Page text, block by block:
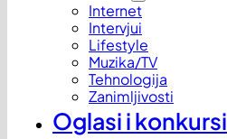
Internet
Intervjui
Lifestyle
Muzika/TV
Tehnologija
Zanimljivosti
Oglasi i konkursi